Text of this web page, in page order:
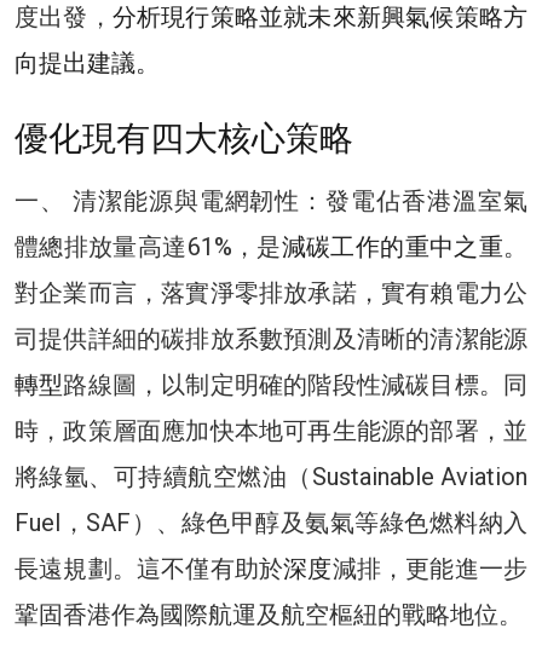
度出發， 分析現行策略並就未來新興氣候策略方
向提出建議。
優化現有四大核心策略
一、 清潔能源與電網韌性：發電佔香港溫室氣
體總排放量高達61%，是減碳工作的重中之重。
對企業而言，落實淨零排放承諾，實有賴電力公
司提供詳細的碳排放系數預測及清晰的清潔能源
轉型路線圖，以制定明確的階段性減碳目標。同
時，政策層面應加快本地可再生能源的部署，並
將綠氫、可持續航空燃油（Sustainable Aviation
Fuel，SAF）、綠色甲醇及氨氣等綠色燃料納入
長遠規劃。這不僅有助於深度減排，更能進一步
鞏固香港作為國際航運及航空樞紐的戰略地位。